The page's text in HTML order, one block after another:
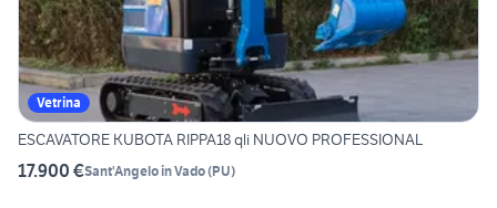
Vetrina
ESCAVATORE KUBOTA RIPPA18 qli NUOVO PROFESSIONAL
17.900 €Sant'Angelo in Vado(PU)